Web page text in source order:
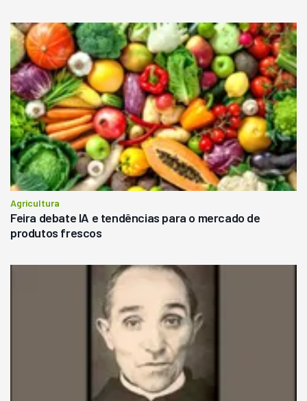
Agricultura
Feira debate IA e tendências para o mercado de
produtos frescos